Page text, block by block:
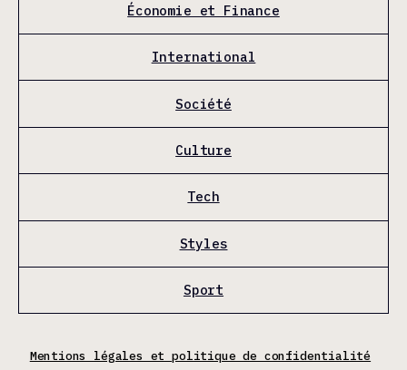
Économie et Finance
International
Société
Culture
Tech
Styles
Sport
Mentions légales et politique de confidentialité